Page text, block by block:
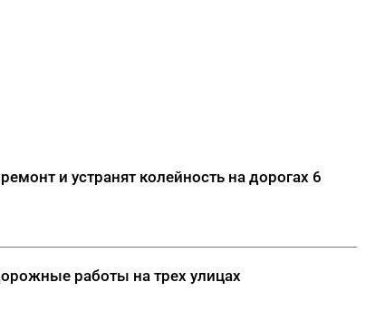
и устранят колейность на дорогах 6
работы на трех улицах